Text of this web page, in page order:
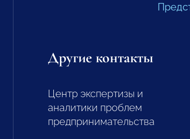
Другие контакты
Центр экспертизы и
аналитики проблем
предпринимательства